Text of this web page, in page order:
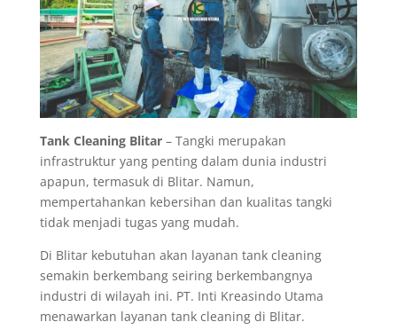
Tank Cleaning Blitar– Tangki merupakan
infrastruktur yang penting dalam dunia industri
apapun, termasuk di Blitar. Namun,
mempertahankan kebersihan dan kualitas tangki
tidak menjadi tugas yang mudah.
Di Blitar kebutuhan akan layanan tank cleaning
semakin berkembang seiring berkembangnya
industri di wilayah ini. PT. Inti Kreasindo Utama
menawarkan layanan tank cleaning di Blitar.